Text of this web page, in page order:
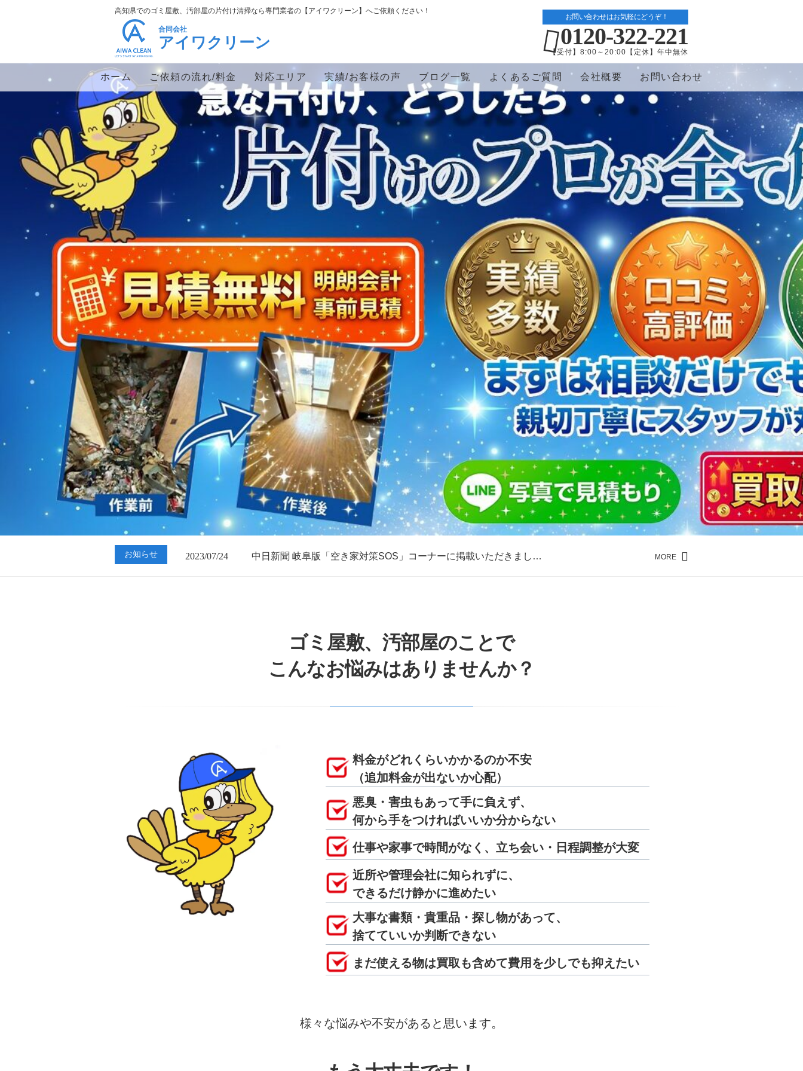
高知県でのゴミ屋敷、汚部屋の片付け清掃なら専門業者の【アイワクリーン】へご依頼ください！
合同会社
アイワクリーン
お問い合わせはお気軽にどうぞ！
0120-322-221
【受付】8:00～20:00【定休】年中無休
ホーム ご依頼の流れ/料金 対応エリア 実績/お客様の声 ブログ一覧 よくあるご質問 会社概要 お問い合わせ
お知らせ
2023/01/12
買取・片付けのアイワクリーン
2023/07/24
中日新聞 岐阜版「空き家対策SOS」コーナーに掲載いただきまし…
2023/01/12
買取・片付けのアイワクリーン
MORE
ゴミ屋敷、汚部屋のことで
こんなお悩みはありませんか？
料金がどれくらいかかるのか不安
（追加料金が出ないか心配）
悪臭・害虫もあって手に負えず、
何から手をつければいいか分からない
仕事や家事で時間がなく、立ち会い・日程調整が大変
近所や管理会社に知られずに、
できるだけ静かに進めたい
大事な書類・貴重品・探し物があって、
捨てていいか判断できない
まだ使える物は買取も含めて費用を少しでも抑えたい
様々な悩みや不安があると思います。